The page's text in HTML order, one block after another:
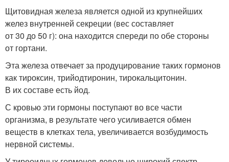
Щитовидная железа является одной из крупнейших
желез внутренней секреции (вес составляет
от 30 до 50 г): она находится спереди по обе стороны
от гортани.
Эта железа отвечает за продуцирование таких гормонов
как тироксин, трийодтиронин, тирокальцитонин.
В их составе есть йод.
С кровью эти гормоны поступают во все части
организма, в результате чего усиливается обмен
веществ в клетках тела, увеличивается возбудимость
нервной системы.